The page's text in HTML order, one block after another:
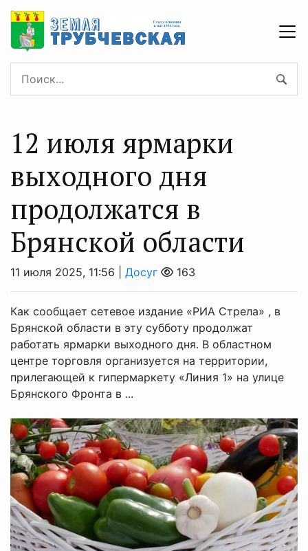
12 июля ярмарки
выходного дня
продолжатся в
Брянской области
11 июля 2025, 11:56 | Досуг 163
Как сообщает сетевое издание «РИА Стрела» , в
Брянской области в эту субботу продолжат
работать ярмарки выходного дня. В областном
центре торговля организуется на территории,
прилегающей к гипермаркету «Линия 1» на улице
Брянского Фронта в ...